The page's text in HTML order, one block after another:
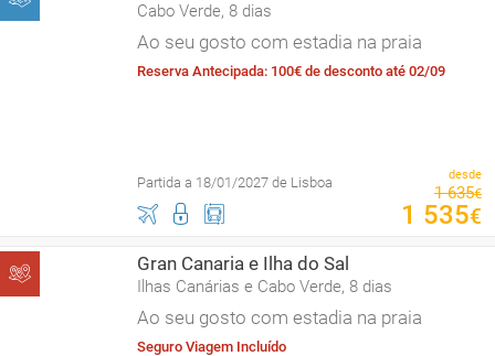
Cabo Verde, 8 dias
Ao seu gosto com estadia na praia
Reserva Antecipada: 100€ de desconto até 02/09
Partida a 18/01/2027 de Lisboa desde
1 635€
1 535€
Gran Canaria e Ilha do Sal
Ilhas Canárias e Cabo Verde, 8 dias
Ao seu gosto com estadia na praia
Seguro Viagem Incluído